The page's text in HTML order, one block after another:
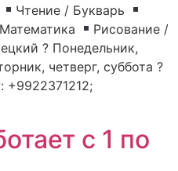
Чтение / Букварь
Математика
Рисование /
? Понедельник,
четверг, суббота ?
+9922371212;
с 1 по